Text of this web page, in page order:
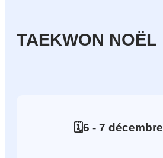
TAEKWON NOËL
🗓️6 - 7 décembre